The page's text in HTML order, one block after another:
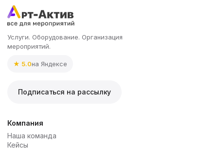
Услуги. Оборудование. Организация
мероприятий.
★ 5.0на Яндексе
Подписаться на рассылку
Компания
Наша команда
Кейсы